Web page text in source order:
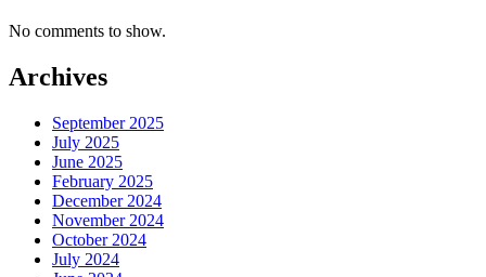
No comments to show.
Archives
September 2025
July 2025
June 2025
February 2025
December 2024
November 2024
October 2024
July 2024